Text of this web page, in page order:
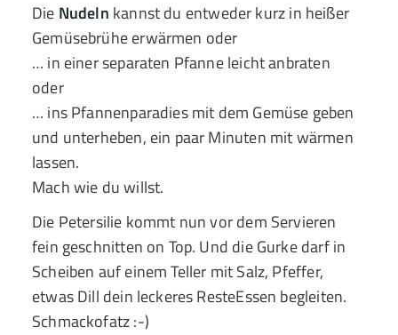
Die Nudeln kannst du entweder kurz in heißer
Gemüsebrühe erwärmen oder
… in einer separaten Pfanne leicht anbraten
oder
… ins Pfannenparadies mit dem Gemüse geben
und unterheben, ein paar Minuten mit wärmen
lassen.
Mach wie du willst.
Die Petersilie kommt nun vor dem Servieren
fein geschnitten on Top. Und die Gurke darf in
Scheiben auf einem Teller mit Salz, Pfeffer,
etwas Dill dein leckeres ResteEssen begleiten.
Schmackofatz :-)